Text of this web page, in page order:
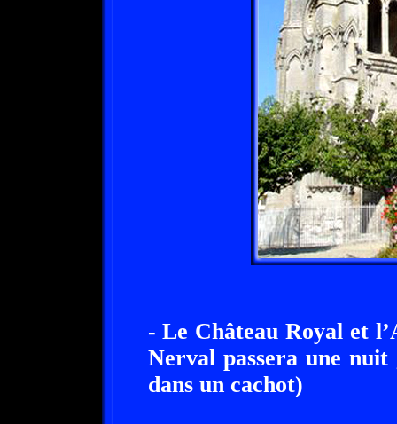
- Le Château Royal et
Nerval passera une
dans un cachot)